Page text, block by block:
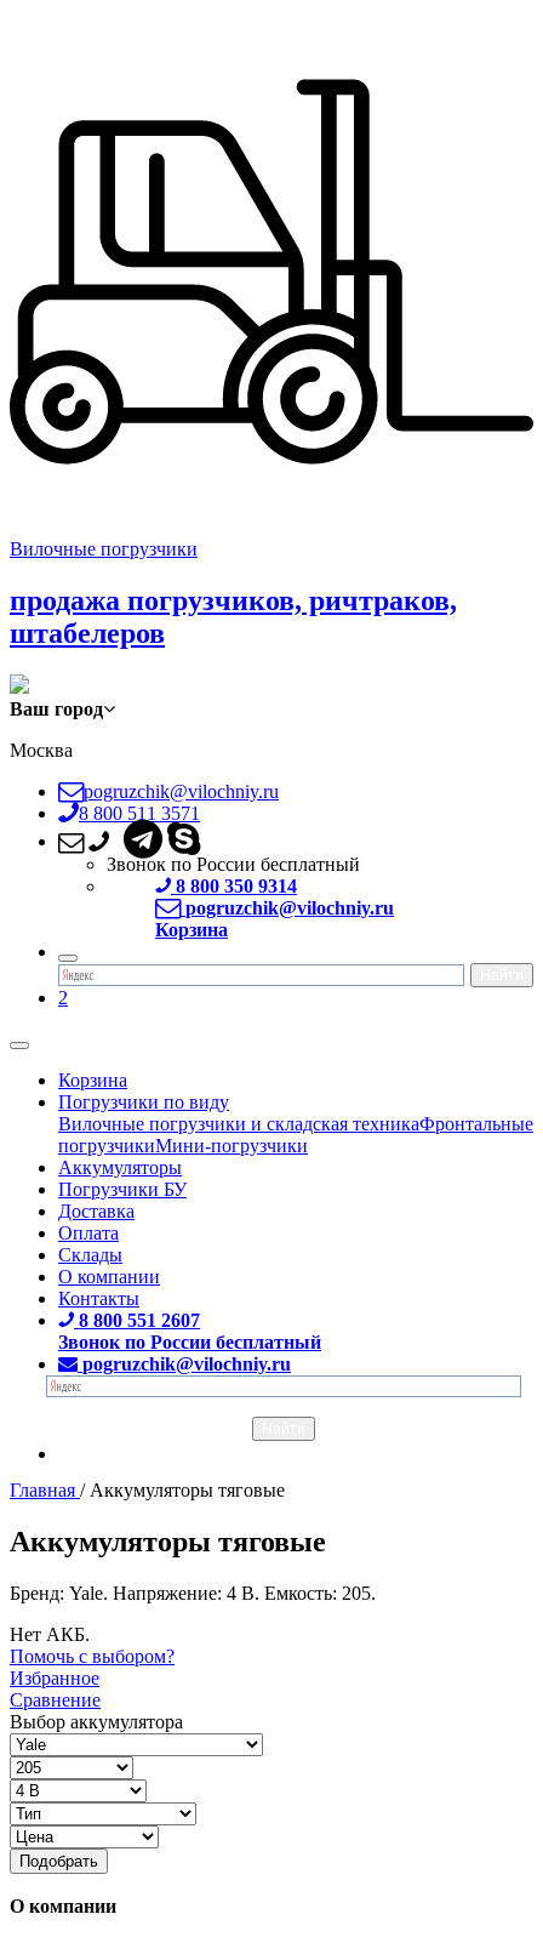
Вилочные погрузчики
продажа погрузчиков, ричтраков,
штабелеров
Ваш город
Москва
pogruzchik@vilochniy.ru
8 800 511 3571
Звонок по России бесплатный
8 800 350 9314
pogruzchik@vilochniy.ru
Корзина
2
Корзина
Погрузчики по виду
Вилочные погрузчики и складская техникаФронтальные
погрузчикиМини-погрузчики
Аккумуляторы
Погрузчики БУ
Доставка
Оплата
Склады
О компании
Контакты
8 800 551 2607
Звонок по России бесплатный
pogruzchik@vilochniy.ru
Главная / Аккумуляторы тяговые
Аккумуляторы тяговые
Бренд: Yale. Напряжение: 4 В. Емкость: 205.
Нет АКБ.
Помочь с выбором?
Избранное
Сравнение
Выбор аккумулятора
Подобрать
О компании